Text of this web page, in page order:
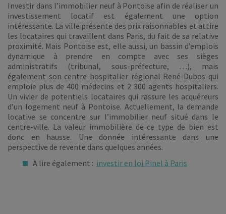
Investir dans l’immobilier neuf à Pontoise afin de réaliser un
investissement locatif est également une option
intéressante. La ville présente des prix raisonnables et attire
les locataires qui travaillent dans Paris, du fait de sa relative
proximité. Mais Pontoise est, elle aussi, un bassin d’emplois
dynamique à prendre en compte avec ses sièges
administratifs (tribunal, sous-préfecture, …), mais
également son centre hospitalier régional René-Dubos qui
emploie plus de 400 médecins et 2 300 agents hospitaliers.
Un vivier de potentiels locataires qui rassure les acquéreurs
d’un logement neuf à Pontoise. Actuellement, la demande
locative se concentre sur l’immobilier neuf situé dans le
centre-ville. La valeur immobilière de ce type de bien est
donc en hausse. Une donnée intéressante dans une
perspective de revente dans quelques années.
A lire également : investir en loi Pinel à Paris